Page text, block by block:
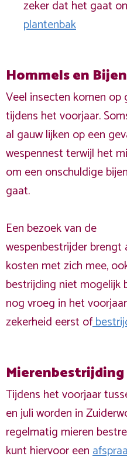
zeker dat het gaat
plantenbak
Hommels en Bijen
Veel insecten komen op
tijdens het voorjaar.
al gauw lijken op een
wespennest terwijl het
om een onschuldige
gaat.
Een bezoek van de
wespenbestrijder brengt
kosten met zich mee,
bestrijding niet mogelijk
nog vroeg in het
zekerheid eerst of
Mierenbestrijding
Tijdens het voorjaar
en juli worden in
regelmatig mieren
kunt hiervoor een